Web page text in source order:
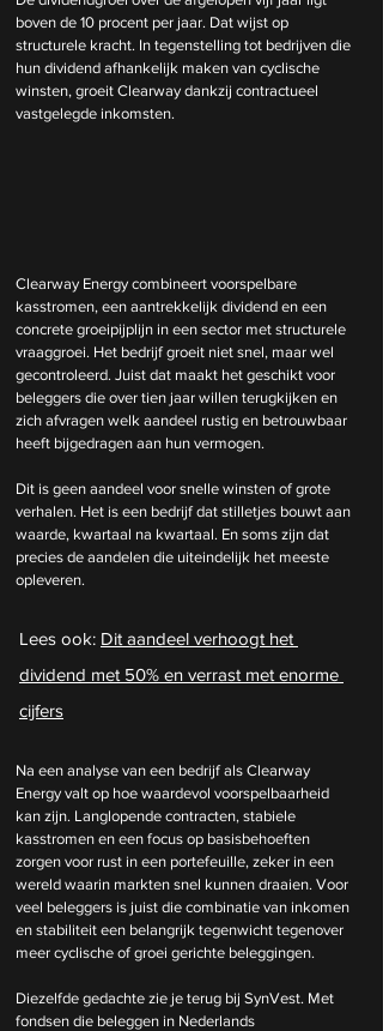
boven de 10 procent per jaar. Dat wijst op
structurele kracht. In tegenstelling tot bedrijven die
hun dividend afhankelijk maken van cyclische
winsten, groeit Clearway dankzij contractueel
vastgelegde inkomsten.
Clearway Energy combineert voorspelbare
kasstromen, een aantrekkelijk dividend en een
concrete groeipijplijn in een sector met structurele
vraaggroei. Het bedrijf groeit niet snel, maar wel
gecontroleerd. Juist dat maakt het geschikt voor
beleggers die over tien jaar willen terugkijken en
zich afvragen welk aandeel rustig en betrouwbaar
heeft bijgedragen aan hun vermogen.
Dit is geen aandeel voor snelle winsten of grote
verhalen. Het is een bedrijf dat stilletjes bouwt aan
waarde, kwartaal na kwartaal. En soms zijn dat
precies de aandelen die uiteindelijk het meeste
opleveren.
Lees ook: Dit aandeel verhoogt het
dividend met 50% en verrast met enorme
cijfers
Na een analyse van een bedrijf als Clearway
Energy valt op hoe waardevol voorspelbaarheid
kan zijn. Langlopende contracten, stabiele
kasstromen en een focus op basisbehoeften
zorgen voor rust in een portefeuille, zeker in een
wereld waarin markten snel kunnen draaien. Voor
veel beleggers is juist die combinatie van inkomen
en stabiliteit een belangrijk tegenwicht tegenover
meer cyclische of groei gerichte beleggingen.
Diezelfde gedachte zie je terug bij SynVest. Met
fondsen die beleggen in Nederlands